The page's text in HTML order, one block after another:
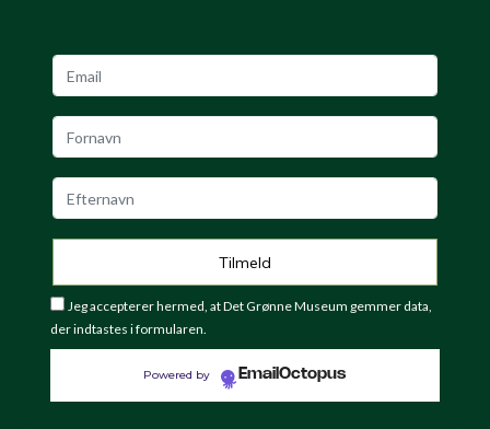
Jeg accepterer hermed, at Det Grønne Museum gemmer data,
der indtastes i formularen.
Powered by EmailOctopus